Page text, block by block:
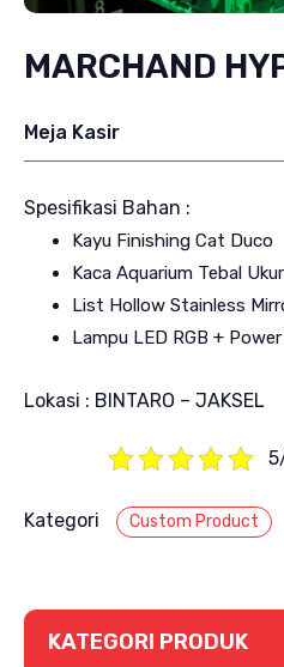
MARCHAND
Meja Kasir
Spesifikasi Bahan :
Kayu Finishing Cat Duco
Kaca Aquarium Tebal
List Hollow Stainless
Lampu LED RGB +
Lokasi : BINTARO – JAKSEL
Kategori Custom Product
KATEGORI PRODUK